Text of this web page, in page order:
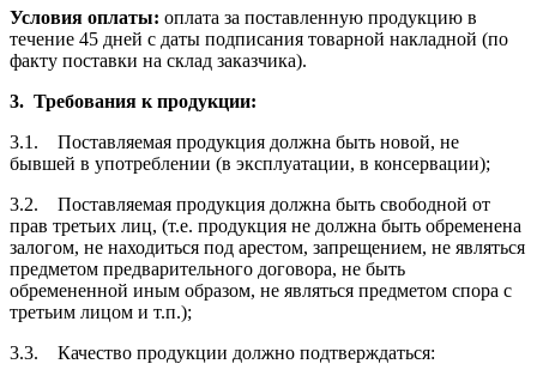
Условия оплаты: оплата за поставленную продукцию в
течение 45 дней с даты подписания товарной накладной (по
факту поставки на склад заказчика).
3. Требования к продукции:
3.1. Поставляемая продукция должна быть новой, не
бывшей в употреблении (в эксплуатации, в консервации);
3.2. Поставляемая продукция должна быть свободной от
прав третьих лиц, (т.е. продукция не должна быть обременена
залогом, не находиться под арестом, запрещением, не являться
предметом предварительного договора, не быть
обремененной иным образом, не являться предметом спора с
третьим лицом и т.п.);
3.3. Качество продукции должно подтверждаться: